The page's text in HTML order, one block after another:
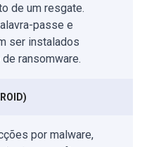
de um resgate.
passe e
ser instalados
ransomware.
por malware,